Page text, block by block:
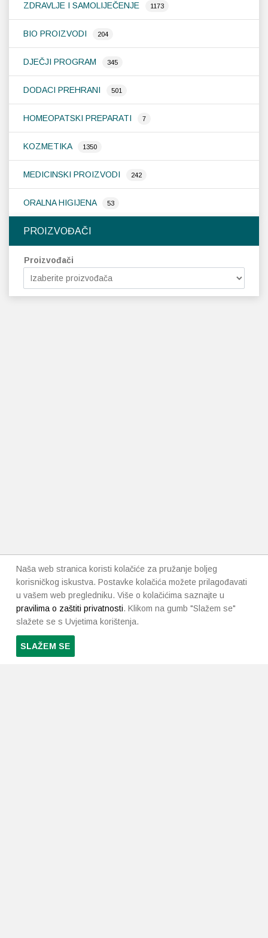
ZDRAVLJE I SAMOLIJEČENJE 1173
BIO PROIZVODI 204
DJEČJI PROGRAM 345
DODACI PREHRANI 501
HOMEOPATSKI PREPARATI 7
KOZMETIKA 1350
MEDICINSKI PROIZVODI 242
ORALNA HIGIJENA 53
PROIZVOĐAČI
Proizvođači
Naša web stranica koristi kolačiće za pružanje boljeg
korisničkog iskustva. Postavke kolačića možete prilagođavati
u vašem web pregledniku. Više o kolačićima saznajte u
pravilima o zaštiti privatnosti. Klikom na gumb "Slažem se"
slažete se s Uvjetima korištenja.
SLAŽEM SE